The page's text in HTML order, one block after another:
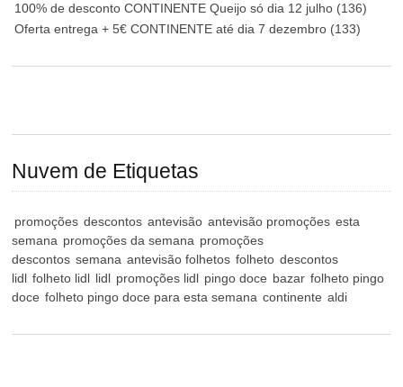
100% de desconto CONTINENTE Queijo só dia 12 julho (136)
Oferta entrega + 5€ CONTINENTE até dia 7 dezembro (133)
Nuvem de Etiquetas
promoções descontos antevisão antevisão promoções esta
semana promoções da semana promoções
descontos semana antevisão folhetos folheto descontos
lidl folheto lidl lidl promoções lidl pingo doce bazar folheto pingo
doce folheto pingo doce para esta semana continente aldi